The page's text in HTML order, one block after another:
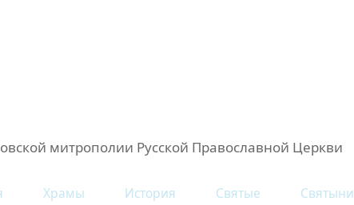
митрополии Русской Православной Церкви
Храмы История Святые Святыни